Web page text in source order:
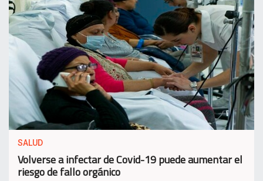
SALUD
Volverse a infectar de Covid-19 puede aumentar el
riesgo de fallo orgánico